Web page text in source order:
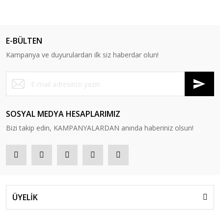
E-BÜLTEN
Kampanya ve duyurulardan ilk siz haberdar olun!
SOSYAL MEDYA HESAPLARIMIZ
Bizi takip edin, KAMPANYALARDAN anında haberiniz olsun!
ÜYELİK